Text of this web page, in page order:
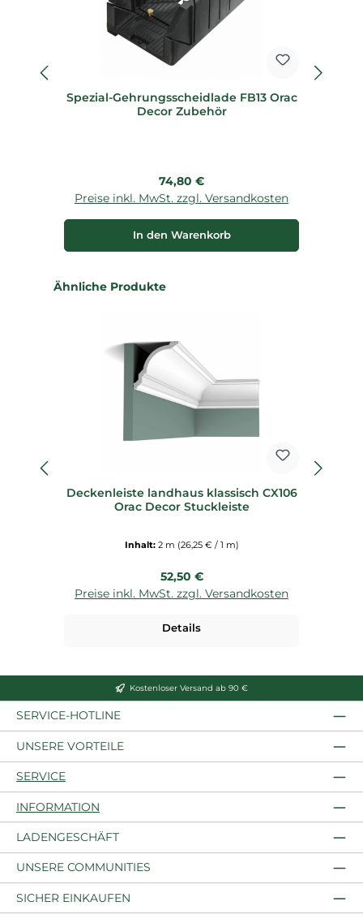
Spezial-Gehrungsscheidlade FB13 Orac
Decor Zubehör
Regulärer Preis:
74,80 €
Preise inkl. MwSt. zzgl. Versandkosten
In den Warenkorb
Produktgalerie überspringen
Ähnliche Produkte
Deckenleiste landhaus klassisch CX106
Orac Decor Stuckleiste
Inhalt: 2 m (26,25 € / 1 m)
Regulärer Preis:
52,50 €
Preise inkl. MwSt. zzgl. Versandkosten
Details
Kostenloser Versand ab 90 €
SERVICE-HOTLINE
UNSERE VORTEILE
SERVICE
INFORMATION
LADENGESCHÄFT
UNSERE COMMUNITIES
SICHER EINKAUFEN